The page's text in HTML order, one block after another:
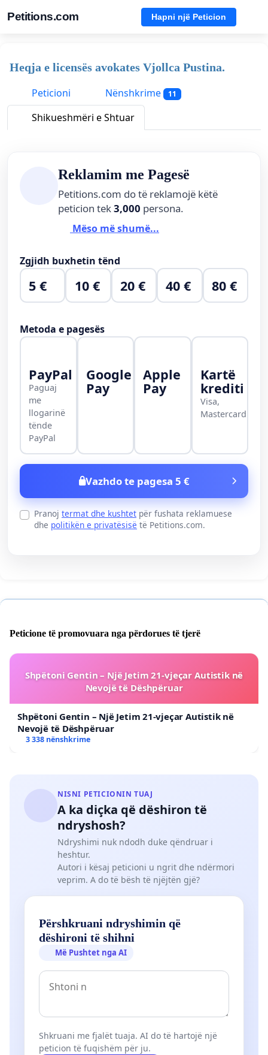
Petitions.com Hapni një Peticion
Heqja e licensës avokates Vjollca Pustina.
Peticioni
Nënshkrime 11
Shikueshmëri e Shtuar
Reklamim me Pagesë
Petitions.com do të reklamojë këtë
peticion tek3,000 persona.
Mëso më shumë...
Zgjidh buxhetin tënd
5 € 10 € 20 € 40 € 80 €
Metoda e pagesës
PayPal
Paguaj
me
llogarinë
tënde
PayPal
Google
Pay
Apple
Pay
Kartë
krediti
Visa,
Mastercard
Vazhdo te pagesa 5 €
Pranoj termat dhe kushtet për fushata reklamuese
dhe politikën e privatësisë të Petitions.com.
Peticione të promovuara nga përdorues të tjerë
Shpëtoni Gentin – Një Jetim 21-vjeçar Autistik në
Nevojë të Dëshpëruar
Shpëtoni Gentin – Një Jetim 21-vjeçar Autistik në
Nevojë të Dëshpëruar
3 338 nënshkrime
NISNI PETICIONIN TUAJ
A ka diçka që dëshiron të
ndryshosh?
Ndryshimi nuk ndodh duke qëndruar i
heshtur.
Autori i kësaj peticioni u ngrit dhe ndërmori
veprim. A do të bësh të njëjtën gjë?
Përshkruani ndryshimin që
dëshironi të shihni
Më Pushtet nga AI
Shkruani me fjalët tuaja. AI do të hartojë një
peticion të fuqishëm për ju.